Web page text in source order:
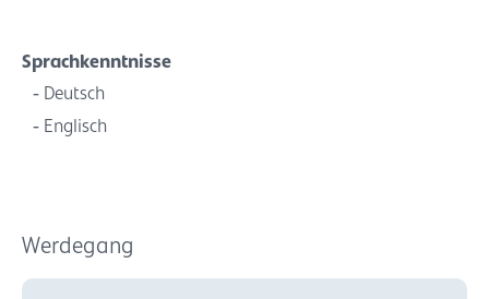
Sprachkenntnisse
Deutsch
Englisch
Werdegang